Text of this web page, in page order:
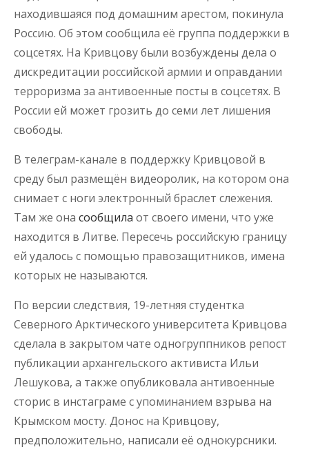
находившаяся под домашним арестом, покинула
Россию. Об этом сообщила её группа поддержки в
соцсетях. На Кривцову были возбуждены дела о
дискредитации российской армии и оправдании
терроризма за антивоенные посты в соцсетях. В
России ей может грозить до семи лет лишения
свободы.
В телеграм-канале в поддержку Кривцовой в
среду был размещён видеоролик, на котором она
снимает с ноги электронный браслет слежения.
Там же она сообщила от своего имени, что уже
находится в Литве. Пересечь российскую границу
ей удалось с помощью правозащитников, имена
которых не называются.
По версии следствия, 19-летняя студентка
Северного Арктического университета Кривцова
сделала в закрытом чате одногруппников репост
публикации архангельского активиста Ильи
Лешукова, а также опубликовала антивоенные
сторис в инстаграме с упоминанием взрыва на
Крымском мосту. Донос на Кривцову,
предположительно, написали её однокурсники.